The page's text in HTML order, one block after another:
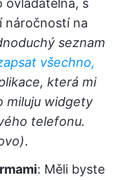
ovladatelná, s
náročností na
seznam
všechno,
která mi
miluju widgety
telefonu.
.
: Měli byste